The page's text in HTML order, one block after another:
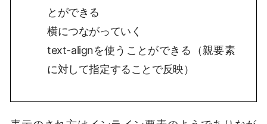
とができる
横につながっていく
text-alignを使うことができる（親要素
に対して指定することで反映）